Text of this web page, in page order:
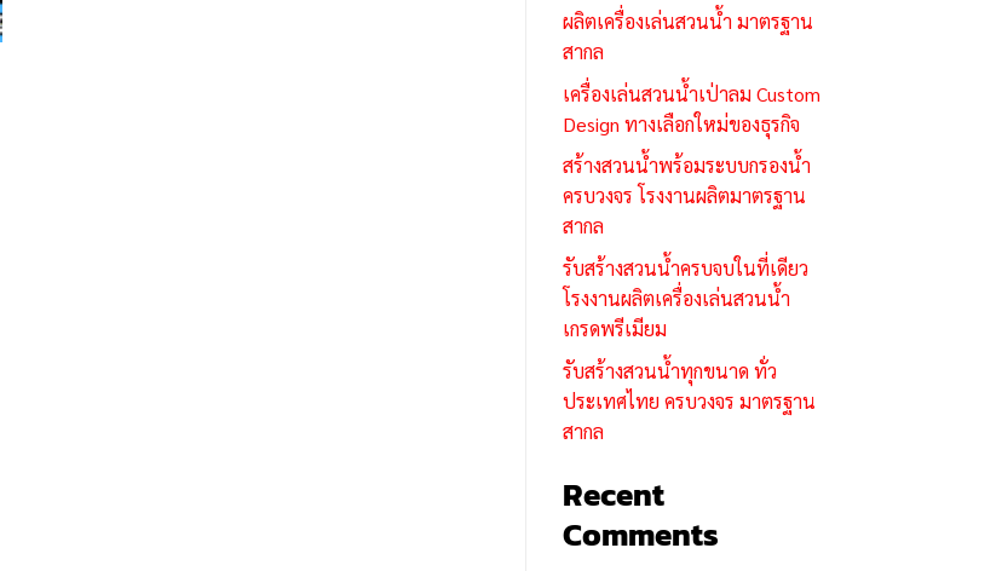
ผลิตเครื่องเล่นสวนน้ำ มาตรฐาน
สากล
เครื่องเล่นสวนน้ำเป่าลม Custom
Design ทางเลือกใหม่ของธุรกิจ
สร้างสวนน้ำพร้อมระบบกรองน้ำ
ครบวงจร โรงงานผลิตมาตรฐาน
สากล
รับสร้างสวนน้ำครบจบในที่เดียว
โรงงานผลิตเครื่องเล่นสวนน้ำ
เกรดพรีเมียม
รับสร้างสวนน้ำทุกขนาด ทั่ว
ประเทศไทย ครบวงจร มาตรฐาน
สากล
Recent
Comments